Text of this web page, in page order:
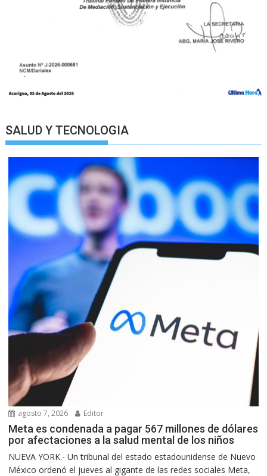
SALUD Y TECNOLOGIA
agosto 7, 2026 Editor
Meta es condenada a pagar 567 millones de dólares
por afectaciones a la salud mental de los niños
NUEVA YORK.- Un tribunal del estado estadounidense de Nuevo
México ordenó el jueves al gigante de las redes sociales Meta,